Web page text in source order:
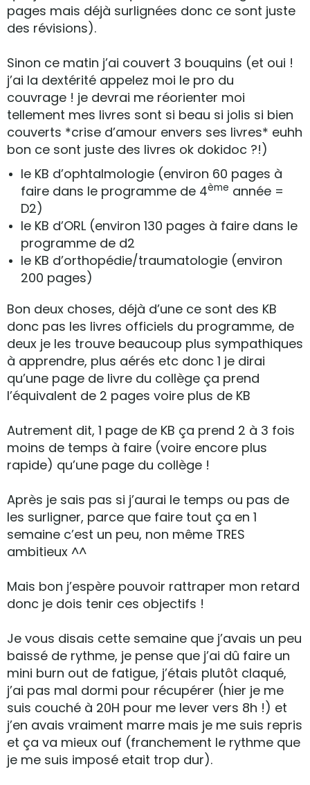
pages mais déjà surlignées donc ce sont juste
des révisions).
Sinon ce matin j’ai couvert 3 bouquins (et oui !
j’ai la dextérité appelez moi le pro du
couvrage ! je devrai me réorienter moi
tellement mes livres sont si beau si jolis si bien
couverts *crise d’amour envers ses livres* euhh
bon ce sont juste des livres ok dokidoc ?!)
le KB d’ophtalmologie (environ 60 pages à
faire dans le programme de 4ème année =
D2)
le KB d’ORL (environ 130 pages à faire dans le
programme de d2
le KB d’orthopédie/traumatologie (environ
200 pages)
Bon deux choses, déjà d’une ce sont des KB
donc pas les livres officiels du programme, de
deux je les trouve beaucoup plus sympathiques
à apprendre, plus aérés etc donc 1 je dirai
qu’une page de livre du collège ça prend
l’équivalent de 2 pages voire plus de KB
Autrement dit, 1 page de KB ça prend 2 à 3 fois
moins de temps à faire (voire encore plus
rapide) qu’une page du collège !
Après je sais pas si j’aurai le temps ou pas de
les surligner, parce que faire tout ça en 1
semaine c’est un peu, non même TRES
ambitieux ^^
Mais bon j’espère pouvoir rattraper mon retard
donc je dois tenir ces objectifs !
Je vous disais cette semaine que j’avais un peu
baissé de rythme, je pense que j’ai dû faire un
mini burn out de fatigue, j’étais plutôt claqué,
j’ai pas mal dormi pour récupérer (hier je me
suis couché à 20H pour me lever vers 8h !) et
j’en avais vraiment marre mais je me suis repris
et ça va mieux ouf (franchement le rythme que
je me suis imposé etait trop dur).